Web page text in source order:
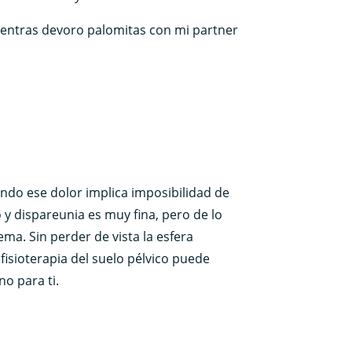
devoro palomitas con mi partner
ese dolor implica imposibilidad de
dispareunia es muy fina, pero de lo
Sin perder de vista la esfera
del suelo pélvico puede
para ti.